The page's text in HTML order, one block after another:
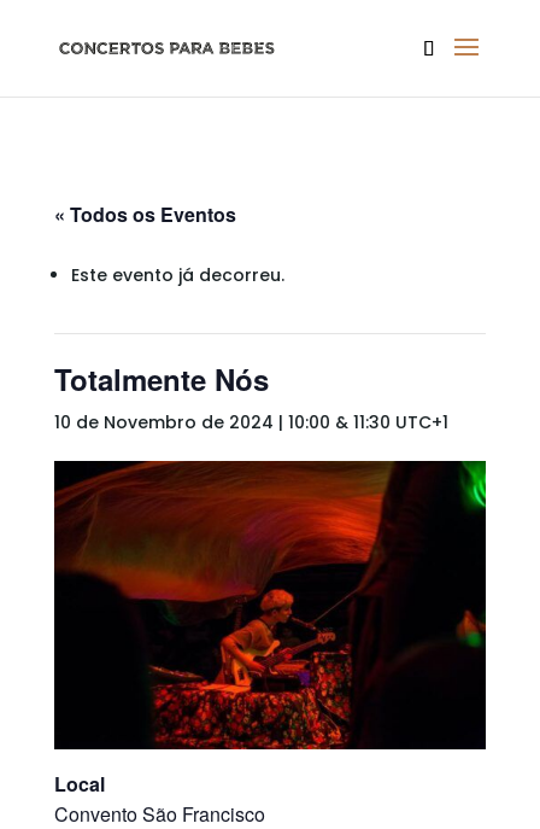
« Todos os Eventos
Este evento já decorreu.
Totalmente Nós
10 de Novembro de 2024 | 10:00 & 11:30 UTC+1
Local
Convento São Francisco